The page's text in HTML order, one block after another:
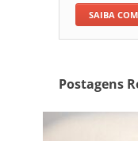
SAIBA
Postagens